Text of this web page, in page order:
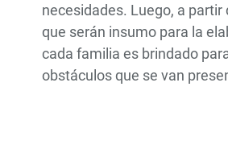
necesidades. Luego, a
que serán insumo para la
cada familia es brindado
obstáculos que se van